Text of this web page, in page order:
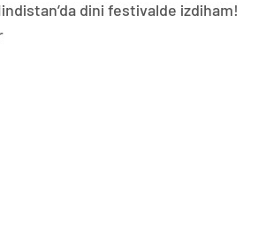
dini festivalde izdiham!